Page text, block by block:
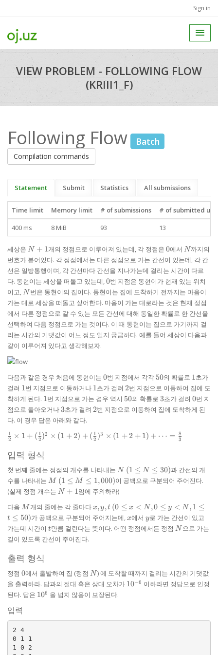
Sign in
VIEW PROBLEM - FOLLOWING FLOW
(KRIII1_F)
Following Flow Batch
Compilation commands
Statement Submit Statistics All submissions
Time limit Memory limit # of submissions
# of submitted
400 ms
8 MiB 93 13
세상은 N
+
1
N + 1개의 정점으로 이루어져 있는데, 각 정점은 0
0에서 N
N까지의
번호가 붙어있다. 각 정점에서는 다른 정점으로 가는 간선이 있는데, 각 간
선은 일방통행이며, 각 간선마다 간선을 지나가는데 걸리는 시간이 다르
다. 동현이는 세상을 떠돌고 있는데,0
0번 지점은 동현이가 현재 있는 위치
이고, N
N 번은 동현이의 집이다. 동현이는 집에 도착하기 전까지는 마음이
가는 대로 세상을 떠돌고 싶어한다. 마음이 가는 대로라는 것은 현재 정점
에서 다른 정점으로 갈 수 있는 모든 간선에 대해 동일한 확률로 한 간선을
선택하여 다음 정점으로 가는 것이다. 이 때 동현이는 집으로 가기까지 걸
리는 시간의 기댓값이 어느 정도 일지 궁금하다. 예를 들어 세상이 다음과
같이 이루어져 있다고 생각해보자.
다음과 같은 경우 처음에 동현이는 0
0번 지점에서 각각 50%
50의 확률로 11초가
걸려 11번 지점으로 이동하거나 11초가 걸려 2
2번 지점으로 이동하여 집에 도
착하게 된다. 11번 지점으로 가는 경우 역시 50%
50의 확률로 3
3초가 걸려 0
0번 지
점으로 돌아오거나3
3초가 걸려 2
2번 지점으로 이동하여 집에 도착하게 된
다. 이 경우 답은 아래와 같다.
\frac{1}
{2}
\times 1
+
(\frac{1}
{2})^2
\times
(1+2) +
(\frac{1}
{2})^3
\times
(1+2+1)
+ \cdots
\frac{8}
2
1 × 1 + ( 2
1 )2 × (1 + 2) + ( 2
1 )3 × (1 + 2 + 1) + ⋯ = 3
8
입력 형식
첫 번째 줄에는 정점의 개수를 나타내는 N
N (1
\le
N
30)
(1 ≤ N ≤ 30)과 간선의 개
수를 나타내는 M
M (1 \le
M \le
1,000)
(1 ≤ M ≤ 1,000)이 공백으로 구분되어 주어진다.
(실제 정점 개수는 N
1
N + 1임에 주의하라)
다음 M
M 개의 줄에는 각 줄마다 x,
y,
t
x,y,t (0
\le
x
<
<
N,
1
\le
(0 ≤ x < N ,0 ≤ y < N , 1 ≤
t ≤ 50)가 공백으로 구분되어 주어지는데, x
x에서 y
y로 가는 간선이 있고
가는데 시간이 t
t만큼 걸린다는 뜻이다. 어떤 정점에서든 정점 N
N 으로 가는
길이 있도록 간선이 주어진다.
출력 형식
정점 0
0에서 출발하여 집 (정점 N
N ) 에 도착할 때까지 걸리는 시간의 기댓값
을 출력하라. 답과의 절대 혹은 상대 오차가 10^{-6}
10−6 이하라면 정답으로 인정
된다. 답은 10^{6}
106 을 넘지 않음이 보장된다.
입력
2 4
0 1 1
1 0 2